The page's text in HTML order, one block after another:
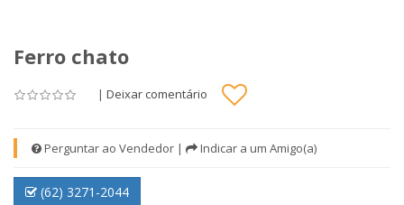
Ferro chato
| Deixar comentário
Perguntar ao Vendedor | Indicar a um Amigo(a)
(62) 3271-2044